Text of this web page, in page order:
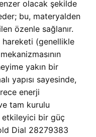
olacak şekilde
bu, materyalden
özenle sağlanır.
hareketi (genellikle
yakın bir
yapısı sayesinde,
enerji
tam kurulu
bir güç
Dial 28279383